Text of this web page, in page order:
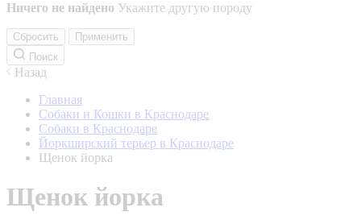
Ничего не найдено Укажите другую породу
Сбросить
Применить
Поиск
Назад
Главная
Собаки и Кошки в Краснодаре
Собаки в Краснодаре
Йоркширский терьер в Краснодаре
Щенок йорка
Щенок йорка